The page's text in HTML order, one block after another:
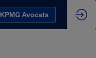
KPMG Avocats